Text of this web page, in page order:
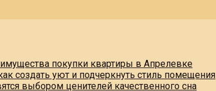
покупки квартиры в Апрелевке
создать уют и подчеркнуть стиль помещения
выбором ценителей качественного сна